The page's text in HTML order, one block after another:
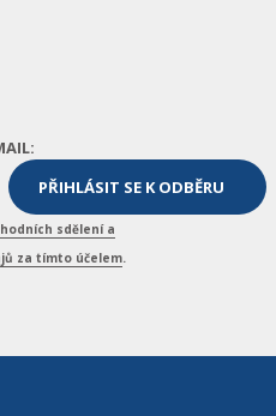
sdělení a
za tímto účelem.